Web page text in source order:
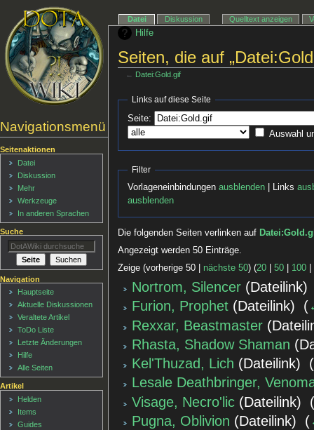
Hilfe
Seiten, die auf
← Datei:Gold.gif
Links auf diese Seite
Seite:
Auswahl
Filter
Vorlageneinbindungen ausblenden| Links
ausblenden
Die folgenden Seiten verlinken auf
Angezeigt werden 50 Einträge.
Zeige (vorherige 50 | nächste 50) (20 |50 100
Nortrom, Silencer
Furion, Prophet (Dateilink) ‎ (
Rexxar, Beastmaster
Rhasta, Shadow Shaman
Kel'Thuzad, Lich (Dateilink) ‎ (
Lesale Deathbringer,
Visage, Necro'lic (Dateilink) ‎
Pugna, Oblivion (Dateilink) ‎ (
Navigationsmenü
Datei Diskussion Quelltext anzeigen
Seitenaktionen
Datei
Diskussion
Mehr
Werkzeuge
In anderen Sprachen
Suche
Navigation
Hauptseite
Aktuelle Diskussionen
Veraltete Artikel
ToDo Liste
Letzte Änderungen
Hilfe
Alle Seiten
Artikel
Helden
Items
Guides